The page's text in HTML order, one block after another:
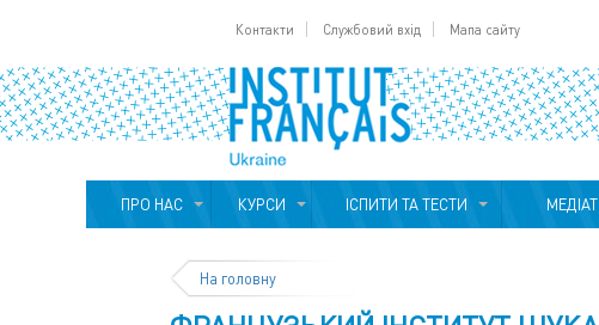
Контакти Службовий вхід Мапа сайту
ПРО НАС КУРСИ ІСПИТИ ТА ТЕСТИ
На головну